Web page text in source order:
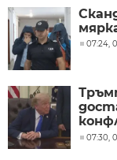
07:24,
скоро
07:30,